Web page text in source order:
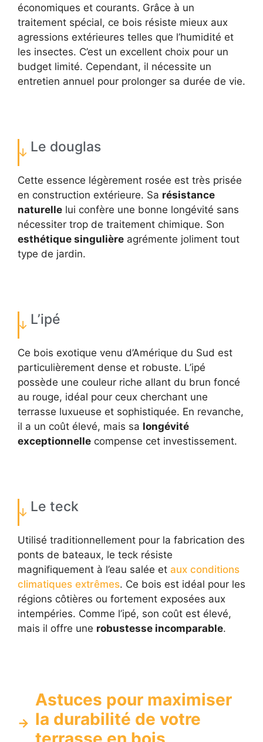
économiques et courants. Grâce à un
traitement spécial, ce bois résiste mieux aux
agressions extérieures telles que l’humidité et
les insectes. C’est un excellent choix pour un
budget limité. Cependant, il nécessite un
entretien annuel pour prolonger sa durée de vie.
Le douglas
Cette essence légèrement rosée est très prisée
en construction extérieure. Sa résistance
naturelle lui confère une bonne longévité sans
nécessiter trop de traitement chimique. Son
esthétique singulière agrémente joliment tout
type de jardin.
L’ipé
Ce bois exotique venu d’Amérique du Sud est
particulièrement dense et robuste. L’ipé
possède une couleur riche allant du brun foncé
au rouge, idéal pour ceux cherchant une
terrasse luxueuse et sophistiquée. En revanche,
il a un coût élevé, mais sa longévité
exceptionnelle compense cet investissement.
Le teck
Utilisé traditionnellement pour la fabrication des
ponts de bateaux, le teck résiste
magnifiquement à l’eau salée et aux conditions
climatiques extrêmes. Ce bois est idéal pour les
régions côtières ou fortement exposées aux
intempéries. Comme l’ipé, son coût est élevé,
mais il offre une robustesse incomparable.
Astuces pour maximiser
la durabilité de votre